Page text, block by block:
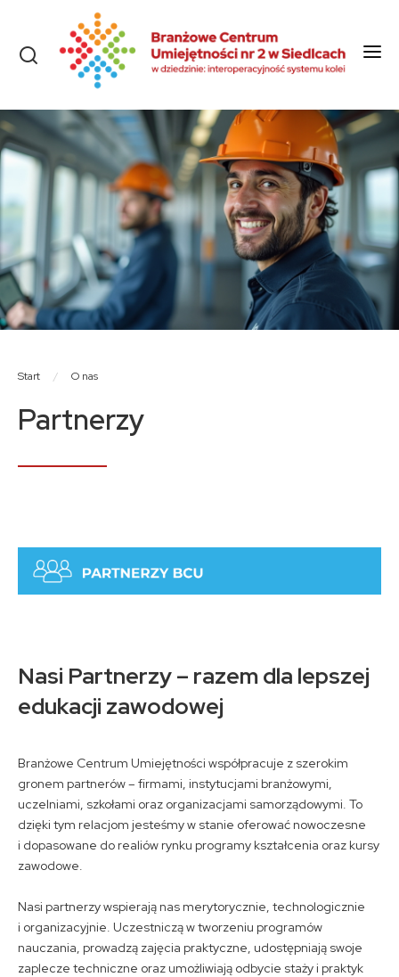
Start
O nas
Aktualności
Olimpiady
Konkursy
Rekrutacja
Kontakt
Start / O nas
Partnerzy
Nasi Partnerzy – razem dla lepszej
edukacji zawodowej
Branżowe Centrum Umiejętności współpracuje z szerokim
gronem partnerów – firmami, instytucjami branżowymi,
uczelniami, szkołami oraz organizacjami samorządowymi. To
dzięki tym relacjom jesteśmy w stanie oferować nowoczesne
i dopasowane do realiów rynku programy kształcenia oraz kursy
zawodowe.
Nasi partnerzy wspierają nas merytorycznie, technologicznie
i organizacyjnie. Uczestniczą w tworzeniu programów
nauczania, prowadzą zajęcia praktyczne, udostępniają swoje
zaplecze techniczne oraz umożliwiają odbycie staży i praktyk